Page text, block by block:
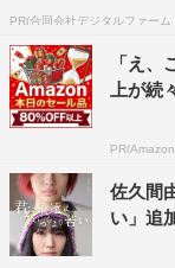
そんなホリガイを
と下宿を行き来し
る中、奈緒演じる
今回解禁された特
り、その後は台詞
PR(合同会社デジタルファーム
「え
上が
佐久間
い」追